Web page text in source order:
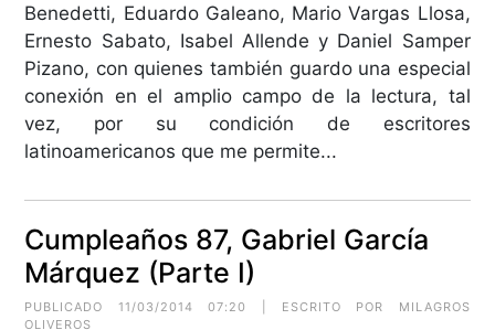
Benedetti, Eduardo Galeano, Mario Vargas Llosa,
Ernesto Sabato, Isabel Allende y Daniel Samper
Pizano, con quienes también guardo una especial
conexión en el amplio campo de la lectura, tal
vez, por su condición de escritores
latinoamericanos que me permite...
Cumpleaños 87, Gabriel García
Márquez (Parte I)
PUBLICADO 11/03/2014 07:20 | ESCRITO POR MILAGROS
OLIVEROS